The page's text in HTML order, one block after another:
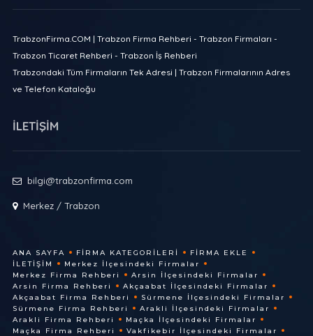
TrabzonFirma.COM | Trabzon Firma Rehberi - Trabzon Firmaları -
Trabzon Ticaret Rehberi - Trabzon İş Rehberi
Trabzondaki Tüm Firmaların Tek Adresi | Trabzon Firmalarının Adres
ve Telefon Kataloğu
İLETİŞİM
bilgi@trabzonfirma.com
Merkez / Trabzon
ANA SAYFA FIRMA KATEGORILERI
FIRMA EKLE
İLETIŞIM
Merkez İlçesindeki Firmalar
Merkez Firma Rehberi
Arsin İlçesindeki Firmalar
Arsin Firma Rehberi
Akçaabat İlçesindeki Firmalar
Akçaabat Firma Rehberi
Sürmene İlçesindeki Firmalar
Sürmene Firma Rehberi
Arakli İlçesindeki Firmalar
Arakli Firma Rehberi
Maçka İlçesindeki Firmalar
Maçka Firma Rehberi
Vakfikebir İlçesindeki Firmalar